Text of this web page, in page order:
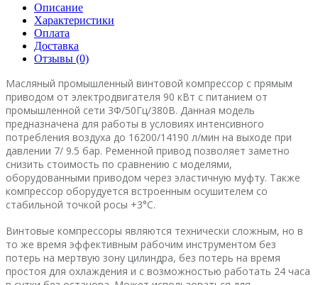
Описание
Характеристики
Оплата
Доставка
Отзывы (0)
Масляный промышленный винтовой компрессор с прямым
приводом от электродвигателя 90 кВт с питанием от
промышленной сети 3Ф/50Гц/380В. Данная модель
предназначена для работы в условиях интенсивного
потребления воздуха до 16200/14190 л/мин на выходе при
давлении 7/ 9.5 бар. Ременной привод позволяет заметно
снизить стоимость по сравнению с моделями,
оборудованными приводом через эластичную муфту. Также
компрессор оборудуется встроенным осушителем со
стабильной точкой росы +3°C.
Винтовые компрессоры являются технически сложным, но в
то же время эффективным рабочим инструментом без
потерь на мертвую зону цилиндра, без потерь на время
простоя для охлаждения и с возможностью работать 24 часа